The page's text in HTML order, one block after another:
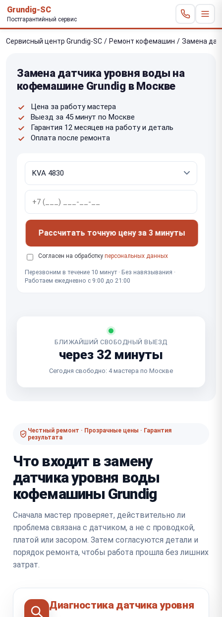
Grundig-SC
Постгарантийный сервис
Сервисный центр Grundig-SC / Ремонт кофемашин / Замена
Замена датчика уровня воды на
кофемашине Grundig в Москве
Цена за работу мастера
Выезд за 45 минут по Москве
Гарантия 12 месяцев на работу и деталь
Оплата после ремонта
Рассчитать точную цену за 3 минуты
Согласен на обработку персональных данных
Перезвоним в течение 10 минут · Без навязывания ·
Работаем ежедневно с 9:00 до 21:00
БЛИЖАЙШИЙ СВОБОДНЫЙ ВЫЕЗД
через 32 минуты
Сегодня свободно: 4 мастера по Москве
Честный ремонт · Прозрачные цены · Гарантия
результата
Что входит в замену
датчика уровня воды
кофемашины Grundig
Сначала мастер проверяет, действительно ли
проблема связана с датчиком, а не с проводкой,
платой или засором. Затем согласуются детали и
порядок ремонта, чтобы работа прошла без лишних
затрат.
Диагностика датчика уровня